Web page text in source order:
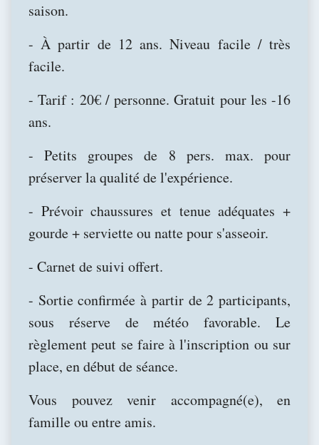
saison.
- À partir de 12 ans. Niveau facile / très
facile.
- Tarif : 20€ / personne. Gratuit pour les -16
ans.
- Petits groupes de 8 pers. max. pour
préserver la qualité de l'expérience.
- Prévoir chaussures et tenue adéquates +
gourde + serviette ou natte pour s'asseoir.
- Carnet de suivi offert.
- Sortie confirmée à partir de 2 participants,
sous réserve de météo favorable. Le
règlement peut se faire à l'inscription ou sur
place, en début de séance.
Vous pouvez venir accompagné(e), en
famille ou entre amis.